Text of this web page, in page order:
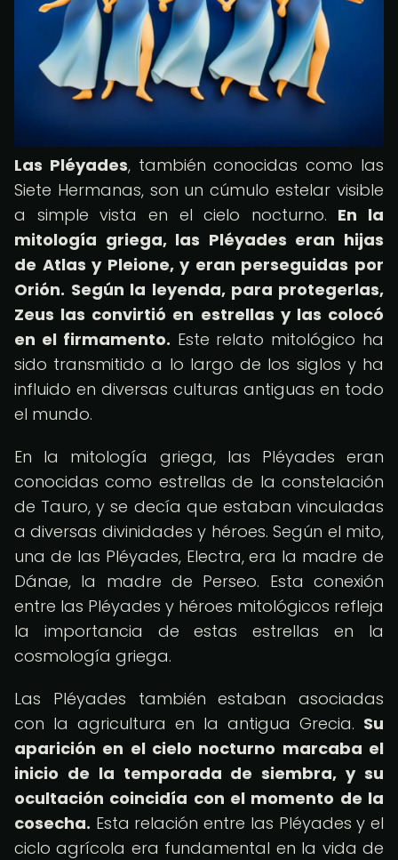
Las Pléyades, también conocidas como las
Siete Hermanas, son un cúmulo estelar visible
a simple vista en el cielo nocturno. En la
mitología griega, las Pléyades eran hijas
de Atlas y Pleione, y eran perseguidas por
Orión. Según la leyenda, para protegerlas,
Zeus las convirtió en estrellas y las colocó
en el firmamento. Este relato mitológico ha
sido transmitido a lo largo de los siglos y ha
influido en diversas culturas antiguas en todo
el mundo.
En la mitología griega, las Pléyades eran
conocidas como estrellas de la constelación
de Tauro, y se decía que estaban vinculadas
a diversas divinidades y héroes. Según el mito,
una de las Pléyades, Electra, era la madre de
Dánae, la madre de Perseo. Esta conexión
entre las Pléyades y héroes mitológicos refleja
la importancia de estas estrellas en la
cosmología griega.
Las Pléyades también estaban asociadas
con la agricultura en la antigua Grecia. Su
aparición en el cielo nocturno marcaba el
inicio de la temporada de siembra, y su
ocultación coincidía con el momento de la
cosecha. Esta relación entre las Pléyades y el
ciclo agrícola era fundamental en la vida de